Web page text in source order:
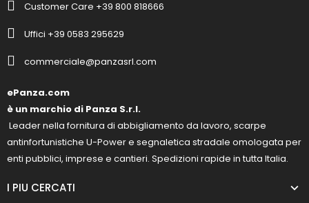
Customer Care +39 800 818666
Uffici +39 0583 295629
commerciale@panzasrl.com
ePanza.com
è un marchio di Panza S.r.l.
Leader nella fornitura di abbigliamento da lavoro, scarpe
antinfortunistiche U-Power e segnaletica stradale omologata per
enti pubblici, imprese e cantieri. Spedizioni rapide in tutta Italia.
I PIU CERCATI